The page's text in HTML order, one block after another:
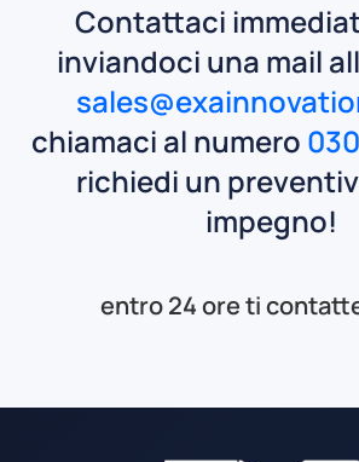
Contattaci
inviandoci una mail
chiamaci al numero
richiedi un
impegno!
entro 24 ore ti